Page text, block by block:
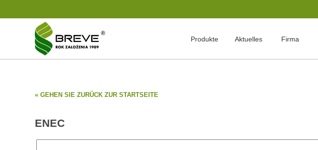
Produkte Aktuelles Firma
« GEHEN SIE ZURÜCK ZUR STARTSEITE
ENEC